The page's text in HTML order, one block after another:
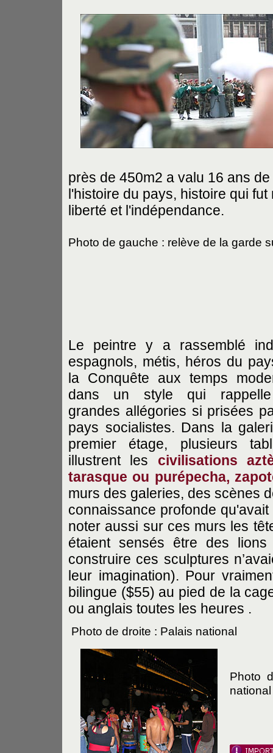
près de 450m2 a valu 16 ans
l'histoire du pays, histoire qui
liberté et l'indépendance.
Photo de gauche : relève de la garde
Le peintre y a rassemblé
espagnols, métis, héros du
la Conquête aux temps
dans un style qui
grandes allégories si prisées
pays socialistes. Dans la
premier étage, plusieurs
illustrent les civilisations
tarasque ou purépecha,
murs des galeries, des scènes
connaissance profonde
noter aussi sur ces murs les
étaient sensés être des
construire ces sculptures
leur imagination). Pour
bilingue ($55) au pied de la
ou anglais toutes les heures .
Photo de droite : Palais national
Photo